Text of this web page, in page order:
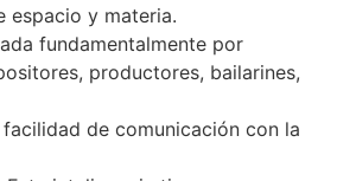
espacio y materia.
fundamentalmente por
productores, bailarines,
facilidad de comunicación con la